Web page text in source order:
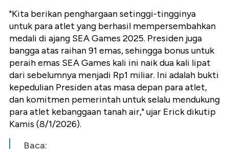
"Kita berikan penghargaan setinggi-tingginya
untuk para atlet yang berhasil mempersembahkan
medali di ajang SEA Games 2025. Presiden juga
bangga atas raihan 91 emas, sehingga bonus untuk
peraih emas SEA Games kali ini naik dua kali lipat
dari sebelumnya menjadi Rp1 miliar. Ini adalah bukti
kepedulian Presiden atas masa depan para atlet,
dan komitmen pemerintah untuk selalu mendukung
para atlet kebanggaan tanah air," ujar Erick dikutip
Kamis (8/1/2026).
Baca: